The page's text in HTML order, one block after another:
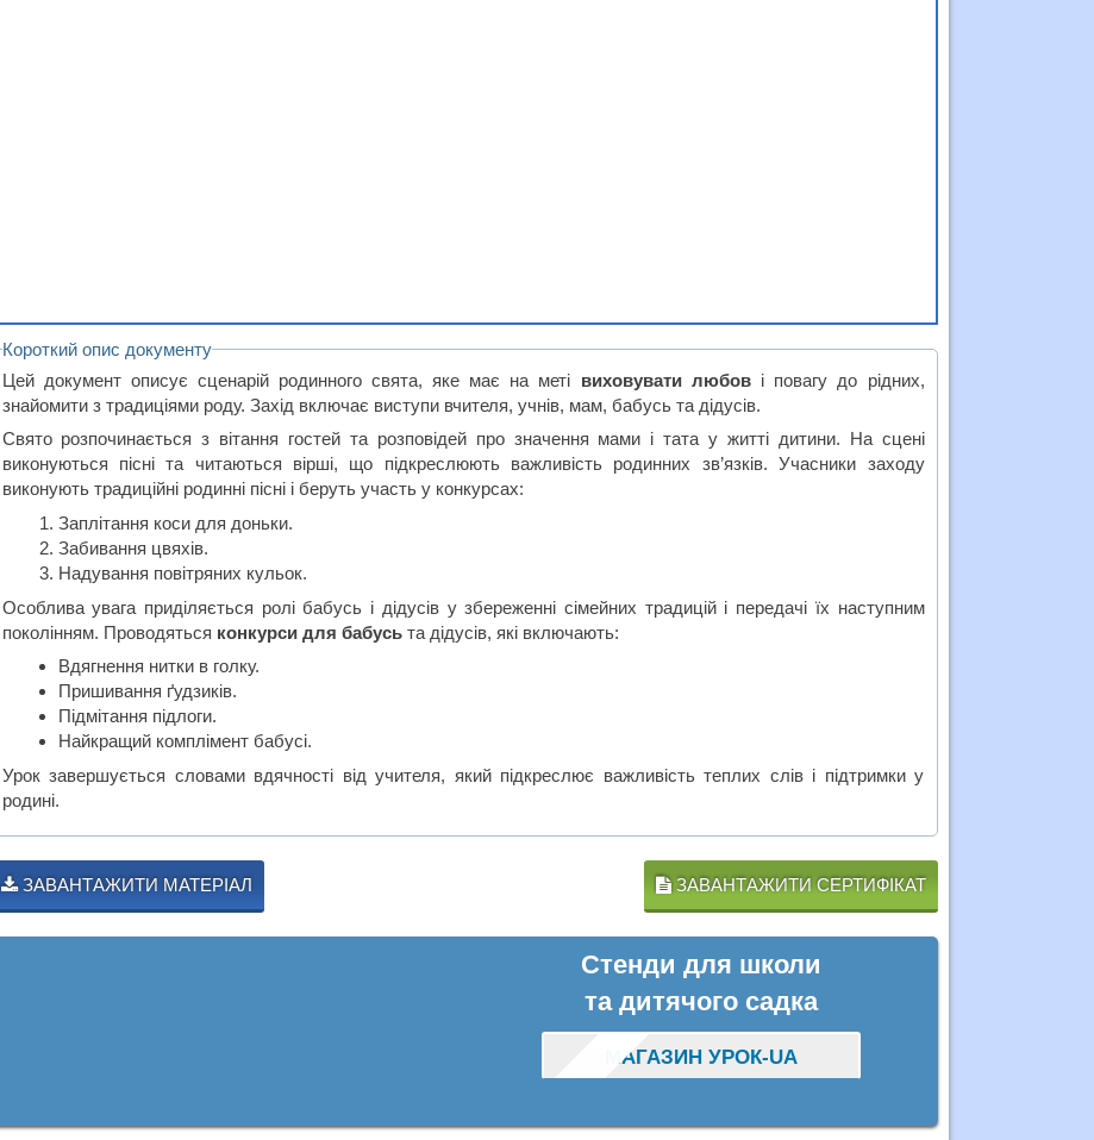
Короткий опис документу
Цей документ описує сценарій родинного свята, яке має на меті виховувати любові повагу до рідних,
знайомити з традиціями роду. Захід включає виступи вчителя, учнів, мам, бабусь та дідусів.
Свято розпочинається з вітання гостей та розповідей про значення мами і тата у житті дитини. На сцені
виконуються пісні та читаються вірші, що підкреслюють важливість родинних зв’язків. Учасники заходу
виконують традиційні родинні пісні і беруть участь у конкурсах:
Заплітання коси для доньки.
Забивання цвяхів.
Надування повітряних кульок.
Особлива увага приділяється ролі бабусь і дідусів у збереженні сімейних традицій і передачі їх наступним
поколінням. Проводяться конкурси для бабусьта дідусів, які включають:
Вдягнення нитки в голку.
Пришивання ґудзиків.
Підмітання підлоги.
Найкращий комплімент бабусі.
Урок завершується словами вдячності від учителя, який підкреслює важливість теплих слів і підтримки у
родині.
ЗАВАНТАЖИТИ МАТЕРІАЛ ЗАВАНТАЖИТИ СЕРТИФІКАТ
Стенди для школи
та дитячого садка
МАГАЗИН УРОК-UA